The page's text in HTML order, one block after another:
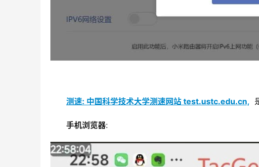
测速: 中国科学技术大学测速网站 test.ustc.edu.cn,
手机浏览器: